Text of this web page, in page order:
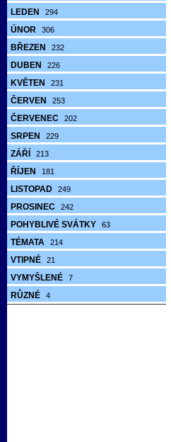
LEDEN 294
ÚNOR 306
BŘEZEN 232
DUBEN 226
KVĚTEN 231
ČERVEN 253
ČERVENEC 202
SRPEN 229
ZÁŘÍ 213
ŘÍJEN 181
LISTOPAD 249
PROSINEC 242
POHYBLIVÉ SVÁTKY 63
TÉMATA 214
VTIPNÉ 21
VYMYŠLENÉ 7
RŮZNÉ 4